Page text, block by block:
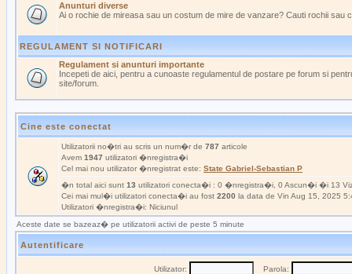
Anunturi diverse
Ai o rochie de mireasa sau un costum de mire de vanzare? Cauti rochii sau
REGULAMENT SI NOTIFICARI
Regulament si anunturi importante
Incepeti de aici, pentru a cunoaste regulamentul de postare pe forum si
site/forum.
Cine este conectat
Utilizatorii no�tri au scris un num�r de 787 articole
Avem 1947 utilizatori �nregistra�i
Cel mai nou utilizator �nregistrat este: State Gabriel-Sebastian P
�n total aici sunt 13 utilizatori conecta�i : 0 �nregistra�i, 0 Ascun�i �i 13
Cei mai mul�i utilizatori conecta�i au fost 2200 la data de Vin Aug 15, 2025
Utilizatori �nregistra�i: Niciunul
Aceste date se bazeaz� pe utilizatorii activi de peste 5 minute
Autentificare
Utilizator: Parola: